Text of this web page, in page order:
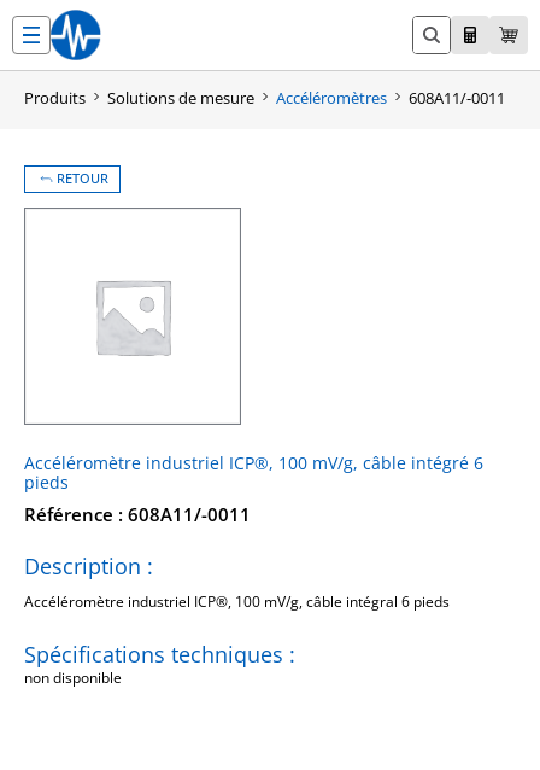
contenu
Produits Solutions de mesure Accéléromètres 608A11/-0011
RETOUR
Accéléromètre industriel ICP®, 100 mV/g, câble intégré 6
pieds
Référence : 608A11/-0011
Spécifications techniques :
non disponible
Description :
Accéléromètre industriel ICP®, 100 mV/g, câble intégral 6 pieds